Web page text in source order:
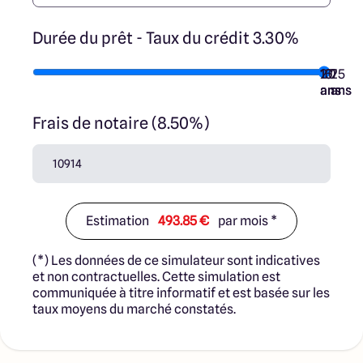
Durée du prêt - Taux du crédit 3.30%
7
ans
10
ans
15
ans
20
ans
25
ans
Frais de notaire (8.50%)
Estimation 493.85 € par mois *
(*) Les données de ce simulateur sont indicatives
et non contractuelles. Cette simulation est
communiquée à titre informatif et est basée sur les
taux moyens du marché constatés.